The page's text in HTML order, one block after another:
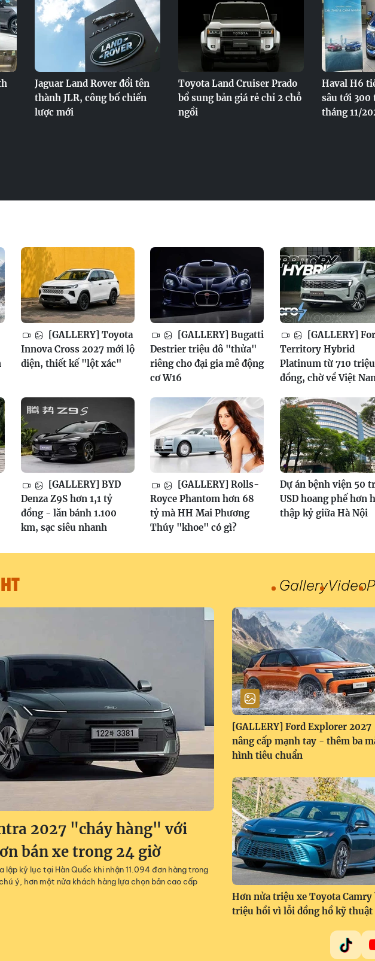
Jaguar Land Rover đổi tên
thành JLR, công bố chiến
lược mới
Toyota Land Cruiser Prado
bổ sung bản giá rẻ chỉ 2 chỗ
ngồi
Haval H6
sâu tới 300
tháng 11/
[GALLERY] Toyota
Innova Cross 2027 mới lộ
diện, thiết kế "lột xác"
[GALLERY] Bugatti
Destrier triệu đô "thửa"
riêng cho đại gia mê động
cơ W16
[GALLERY]
Territory Hybrid
Platinum từ 710 triệu
đồng, chờ về Việt
[GALLERY] BYD
Denza Z9S hơn 1,1 tỷ
đồng - lăn bánh 1.100
km, sạc siêu nhanh
[GALLERY] Rolls-
Royce Phantom hơn 68
tỷ mà HH Mai Phương
Thúy "khoe" có gì?
Dự án bệnh viện 50
USD hoang phế hơn
thập kỷ giữa Hà Nội
GalleryVideo
2027 "cháy hàng" với
bán xe trong 24 giờ
lập kỷ lục tại Hàn Quốc khi nhận 11.094 đơn hàng trong
ý, hơn một nửa khách hàng lựa chọn bản cao cấp
[GALLERY] Ford Explorer 2027
nâng cấp mạnh tay - thêm ba
hình tiêu chuẩn
Hơn nửa triệu xe Toyota Camry
triệu hồi vì lỗi đồng hồ kỹ thuật